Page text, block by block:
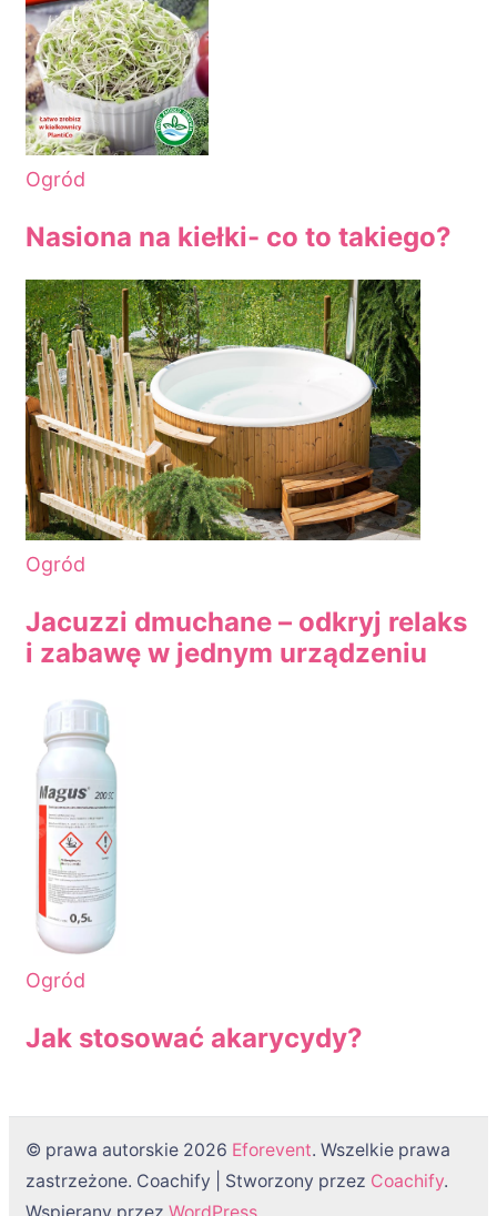
Ogród
Nasiona na kiełki- co to takiego?
Ogród
Jacuzzi dmuchane – odkryj relaks
i zabawę w jednym urządzeniu
Ogród
Jak stosować akarycydy?
© prawa autorskie 2026 Eforevent. Wszelkie prawa
zastrzeżone. Coachify | Stworzony przez Coachify.